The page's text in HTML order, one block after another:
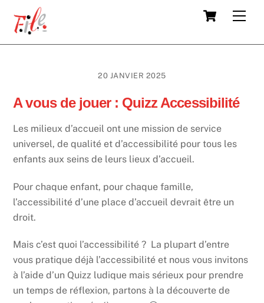
content
Cart
20 JANVIER 2025
A vous de jouer : Quizz Accessibilité
Les milieux d’accueil ont une mission de service
universel, de qualité et d’accessibilité pour tous les
enfants aux seins de leurs lieux d’accueil.
Pour chaque enfant, pour chaque famille,
l’accessibilité d’une place d’accueil devrait être un
droit.
Mais c’est quoi l’accessibilité ? La plupart d’entre
vous pratique déjà l’accessibilité et nous vous invitons
à l’aide d’un Quizz ludique mais sérieux pour prendre
un temps de réflexion, partons à la découverte de